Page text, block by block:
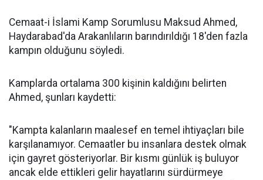
Cemaat-i İslami Kamp Sorumlusu Maksud Ahmed,
Haydarabad'da Arakanlıların barındırıldığı 18'den fazla
kampın olduğunu söyledi.
Kamplarda ortalama 300 kişinin kaldığını belirten
Ahmed, şunları kaydetti:
"Kampta kalanların maalesef en temel ihtiyaçları bile
karşılanamıyor. Cemaatler bu insanlara destek olmak
için gayret gösteriyorlar. Bir kısmı günlük iş buluyor
ancak elde ettikleri gelir hayatlarını sürdürmeye